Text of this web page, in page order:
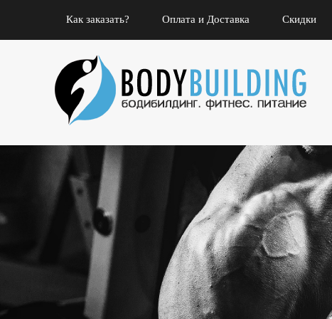
Как заказать? Оплата и Доставка Скидки